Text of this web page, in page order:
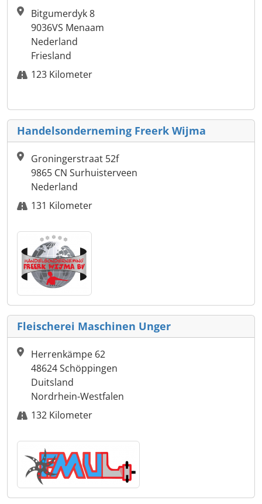
Bitgumerdyk 8
9036VS Menaam
Nederland
Friesland
123 Kilometer
Handelsonderneming Freerk Wijma
Groningerstraat 52f
9865 CN Surhuisterveen
Nederland
131 Kilometer
Fleischerei Maschinen Unger
Herrenkämpe 62
48624 Schöppingen
Duitsland
Nordrhein-Westfalen
132 Kilometer